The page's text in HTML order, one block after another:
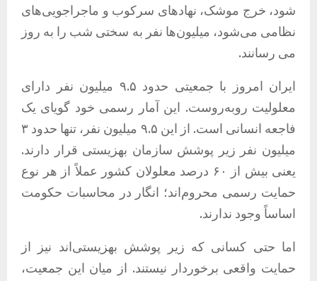
شود، خرج موشک، نهادهای سرکوب و ماجراجویی‌های
نظامی می‌شود، میلیون‌ها نفر به سختی شب را به روز
می رسانند.
ایران امروز با جمعیتی حدود ۹.۵ میلیون نفر دارای
معلولیت روبه‌روست. این آمار رسمی خود گویای یک
فاجعه انسانی است. از این ۹.۵ میلیون نفر، تنها حدود ۳
میلیون نفر زیر پوشش سازمان بهزیستی قرار دارند.
یعنی بیش از ۶۰ درصد معلولان کشور عملاً از هر نوع
حمایت رسمی محروم‌اند؛ انگار در محاسبات حکومت
اساساً وجود ندارند.
اما حتی کسانی که زیر پوشش بهزیستی‌اند نیز از
حمایت واقعی برخوردار نیستند. از میان این جمعیت،